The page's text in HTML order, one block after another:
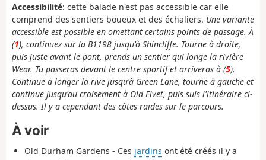
Accessibilité: cette balade n'est pas accessible car elle
comprend des sentiers boueux et des échaliers. Une variante
accessible est possible en omettant certains points de passage. À
(1), continuez sur la B1198 jusqu'à Shincliffe. Tourne à droite,
puis juste avant le pont, prends un sentier qui longe la rivière
Wear. Tu passeras devant le centre sportif et arriveras à (5).
Continue à longer la rive jusqu'à Green Lane, tourne à gauche et
continue jusqu'au croisement à Old Elvet, puis suis l'itinéraire ci-
dessus. Il y a cependant des côtes raides sur le parcours.
À voir
Old Durham Gardens - Ces jardins ont été créés il y a